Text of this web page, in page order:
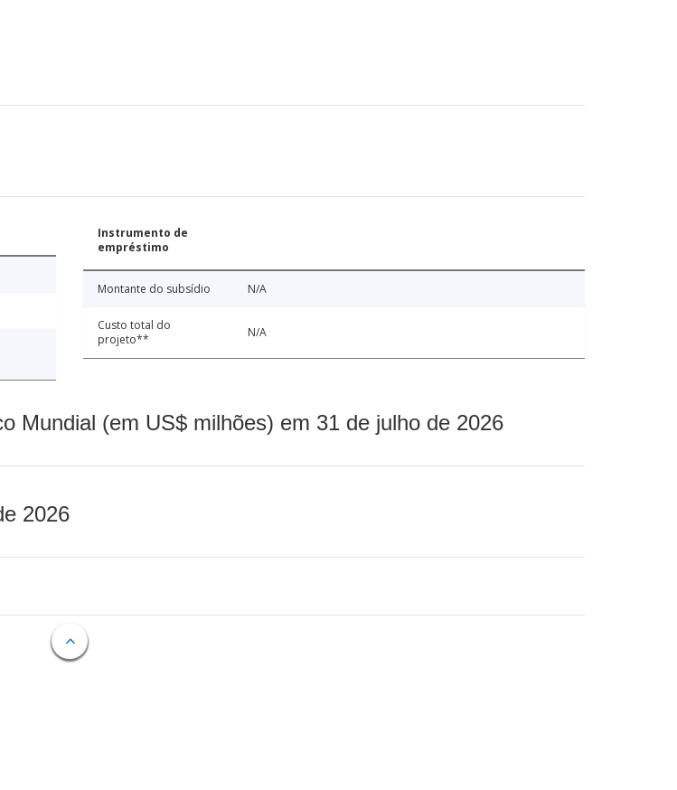
Instrumento de
empréstimo
Montante do subsídio N/A
Custo total do
projeto**
N/A
Mundial (em US$ milhões) em 31 de julho de 2026
2026